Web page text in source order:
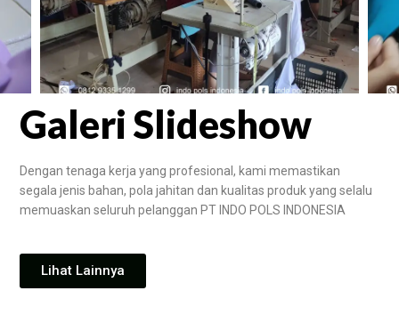
Galeri Slideshow
Dengan tenaga kerja yang profesional, kami memastikan
segala jenis bahan, pola jahitan dan kualitas produk yang selalu
memuaskan seluruh pelanggan PT INDO POLS INDONESIA
Lihat Lainnya